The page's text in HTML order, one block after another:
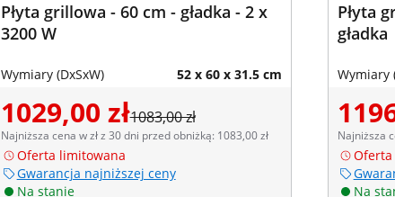
Płyta grillowa - 60 cm - gładka - 2 x
3200 W
Wymiary (DxSxW) 52 x 60 x 31.5 cm
1029,00 zł1083,00 zł
Najniższa cena w zł z 30 dni przed obniżką: 1083,00 zł
Oferta limitowana
Gwarancja najniższej ceny
Na stanie
Płyta
gładka
Wymiary
Najniższa
Na